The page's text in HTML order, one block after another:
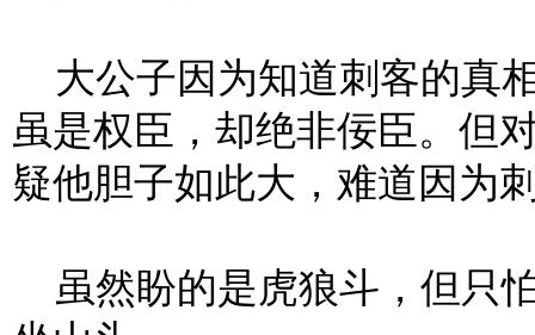
大公子因为知道刺客的真
虽是权臣，却绝非佞臣。但
疑他胆子如此大，难道因为
虽然盼的是虎狼斗，但只